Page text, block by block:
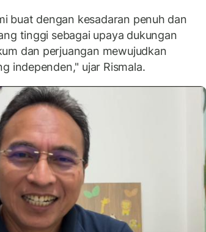
buat dengan kesadaran penuh dan
tinggi sebagai upaya dukungan
dan perjuangan mewujudkan
independen," ujar Rismala.